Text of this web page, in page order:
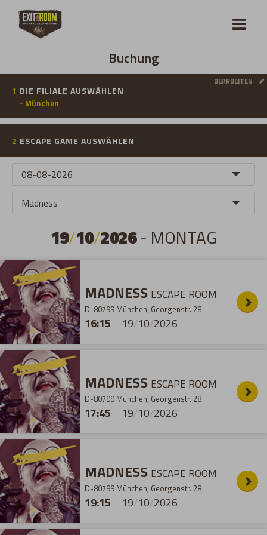
Buchung
1 DIE FILIALE AUSWÄHLEN
- München
BEARBEITEN
2 ESCAPE GAME AUSWÄHLEN
19/10/2026- MONTAG
19/10/2026
16:15
MADNESS ESCAPE ROOM
D-80799 München, Georgenstr. 28
19/10/2026
17:45
MADNESS ESCAPE ROOM
D-80799 München, Georgenstr. 28
19/10/2026
19:15
MADNESS ESCAPE ROOM
D-80799 München, Georgenstr. 28